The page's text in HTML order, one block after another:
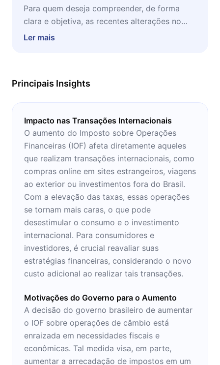
Para quem deseja compreender, de forma
clara e objetiva, as recentes alterações no
IOF, seus motivos, os envolvidos e os
Ler mais
Principais Insights
Impacto nas Transações Internacionais
O aumento do Imposto sobre Operações
Financeiras (IOF) afeta diretamente aqueles
que realizam transações internacionais, como
compras online em sites estrangeiros, viagens
ao exterior ou investimentos fora do Brasil.
Com a elevação das taxas, essas operações
se tornam mais caras, o que pode
desestimular o consumo e o investimento
internacional. Para consumidores e
investidores, é crucial reavaliar suas
estratégias financeiras, considerando o novo
custo adicional ao realizar tais transações.
Motivações do Governo para o Aumento
A decisão do governo brasileiro de aumentar
o IOF sobre operações de câmbio está
enraizada em necessidades fiscais e
econômicas. Tal medida visa, em parte,
aumentar a arrecadação de impostos em um